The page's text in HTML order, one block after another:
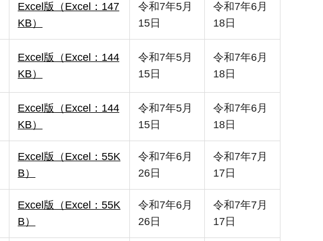
Excel版（Excel：147
KB）
令和7年5月
15日
令和7年6月
18日
Excel版（Excel：144
KB）
令和7年5月
15日
令和7年6月
18日
Excel版（Excel：144
KB）
令和7年5月
15日
令和7年6月
18日
Excel版（Excel：55K
B）
令和7年6月
26日
令和7年7月
17日
Excel版（Excel：55K
B）
令和7年6月
26日
令和7年7月
17日